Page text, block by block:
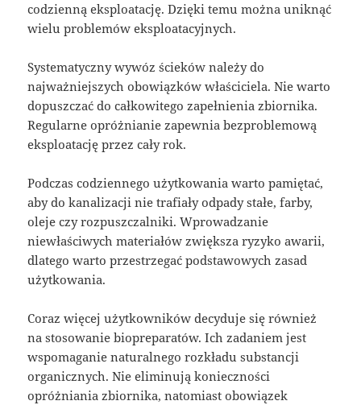
codzienną eksploatację. Dzięki temu można uniknąć
wielu problemów eksploatacyjnych.
Systematyczny wywóz ścieków należy do
najważniejszych obowiązków właściciela. Nie warto
dopuszczać do całkowitego zapełnienia zbiornika.
Regularne opróżnianie zapewnia bezproblemową
eksploatację przez cały rok.
Podczas codziennego użytkowania warto pamiętać,
aby do kanalizacji nie trafiały odpady stałe, farby,
oleje czy rozpuszczalniki. Wprowadzanie
niewłaściwych materiałów zwiększa ryzyko awarii,
dlatego warto przestrzegać podstawowych zasad
użytkowania.
Coraz więcej użytkowników decyduje się również
na stosowanie biopreparatów. Ich zadaniem jest
wspomaganie naturalnego rozkładu substancji
organicznych. Nie eliminują konieczności
opróżniania zbiornika, natomiast obowiązek